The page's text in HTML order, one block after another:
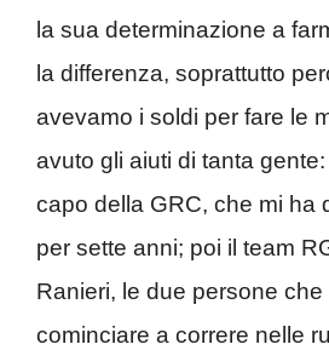
la sua determinazione a
la differenza, soprattutto
avevamo i soldi per fare le
avuto gli aiuti di tanta gente:
capo della GRC, che mi ha
per sette anni; poi il team
Ranieri, le due persone
cominciare a correre nelle